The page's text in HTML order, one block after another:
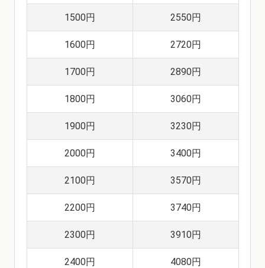
1500円 2550円
1600円 2720円
1700円 2890円
1800円 3060円
1900円 3230円
2000円 3400円
2100円 3570円
2200円 3740円
2300円 3910円
2400円 4080円